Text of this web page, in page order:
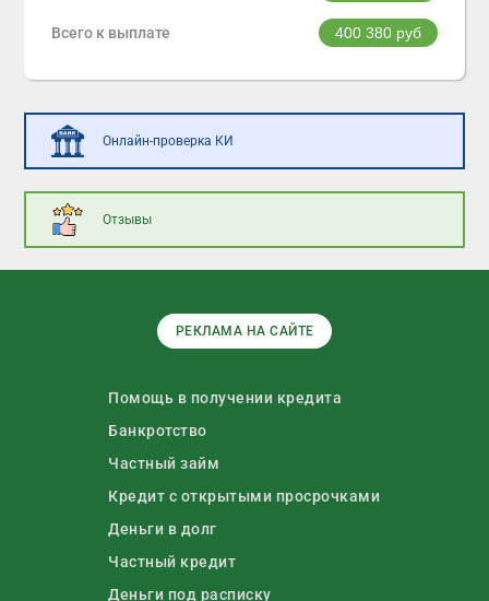
Всего к выплате 400 380руб
Онлайн-проверка КИ
Отзывы
РЕКЛАМА НА САЙТЕ
Помощь в получении кредита
Банкротство
Частный займ
Кредит с открытыми просрочками
Деньги в долг
Частный кредит
Деньги под расписку